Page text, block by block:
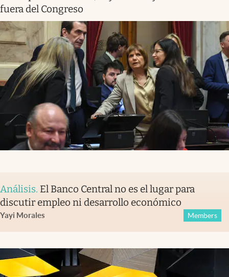
fuera del Congreso
Análisis. El Banco Central no es el lugar para
discutir empleo ni desarrollo económico
Yayi Morales Members